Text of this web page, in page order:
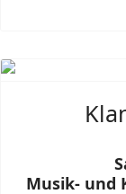
Musik- und